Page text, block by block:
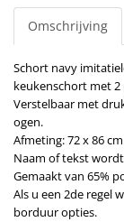
Omschrijving
Schort navy
keukenschort met
Verstelbaar met
ogen.
Afmeting: 72 x 86
Naam of tekst
Gemaakt van 65%
Als u een 2de regel
borduur opties.